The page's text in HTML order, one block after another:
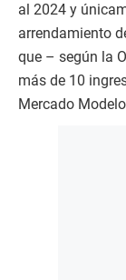
al 2024 y
arrendamiento
que – según la
más de 10
Mercado